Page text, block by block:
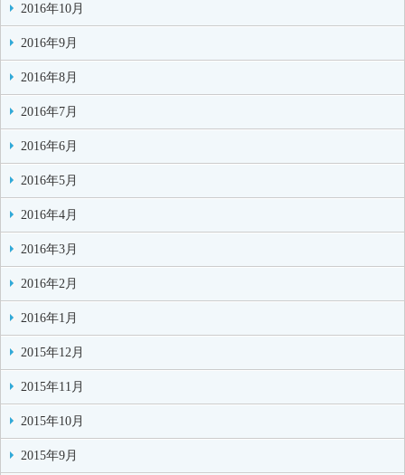
2016年10月
2016年9月
2016年8月
2016年7月
2016年6月
2016年5月
2016年4月
2016年3月
2016年2月
2016年1月
2015年12月
2015年11月
2015年10月
2015年9月